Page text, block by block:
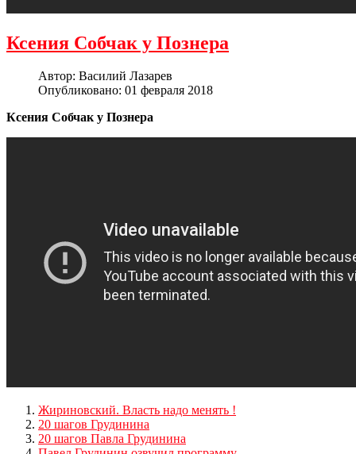
Ксения Собчак у Познера
Автор: Василий Лазарев
Опубликовано: 01 февраля 2018
Ксения Собчак у Познера
Жириновский. Власть надо менять !
20 шагов Грудинина
20 шагов Павла Грудинина